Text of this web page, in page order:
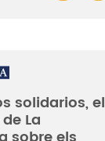
solidarios, el
La